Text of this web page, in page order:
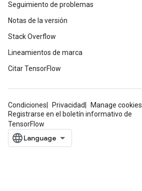
Seguimiento de problemas
Notas de la versión
Stack Overflow
Lineamientos de marca
Citar TensorFlow
Condiciones Privacidad
Manage cookies
Registrarse en el boletín informativo de
TensorFlow